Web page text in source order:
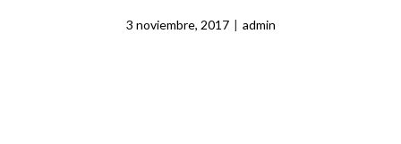
3 noviembre, 2017 | admin